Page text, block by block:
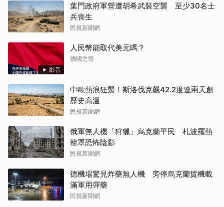
葉門政府軍營遭胡希武裝空襲 至少30名士
兵喪生
民視新聞網
影音
人民幣能取代美元嗎？
德國之聲
中歐熱浪狂襲！斯洛伐克飆42.2度連兩天創
歷史高溫
民視新聞網
俄軍無人機「狩獵」烏克蘭平民 札波羅熱
籠罩恐怖陰影
民視新聞網
德機場驚見炸藥無人機 旁停烏克蘭貨機載
滿軍用彈藥
民視新聞網